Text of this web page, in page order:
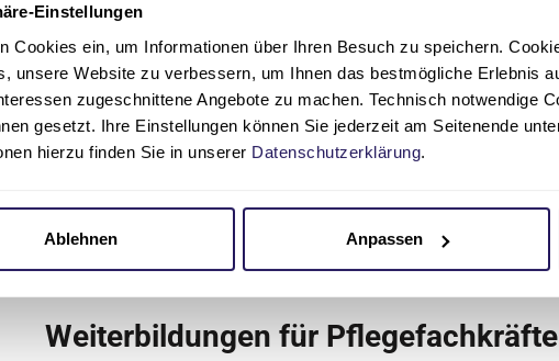
Einstellungen
Cookies ein, um Informationen über Ihren Besuch zu speichern.
unsere Website zu verbessern, um Ihnen das bestmögliche Erlebnis
zugeschnittene Angebote zu machen. Technisch notwendige
gesetzt. Ihre Einstellungen können Sie jederzeit am Seitenende
hierzu finden Sie in unserer Datenschutzerklärung.
Ablehnen Anpassen
Service-Credos
Weiterbildungen für Pflegefachkräfte